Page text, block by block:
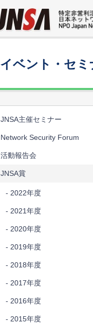
イベント・セミ
JNSA主催セミナー
Network Security Forum
活動報告会
JNSA賞
- 2022年度
- 2021年度
- 2020年度
- 2019年度
- 2018年度
- 2017年度
- 2016年度
- 2015年度